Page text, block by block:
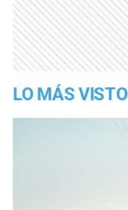
LO MÁS VISTO